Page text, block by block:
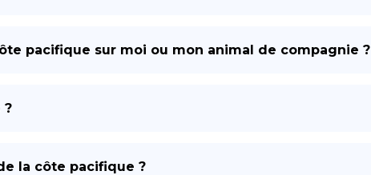
pacifique sur moi ou mon animal de compagnie ?
?
la côte pacifique ?